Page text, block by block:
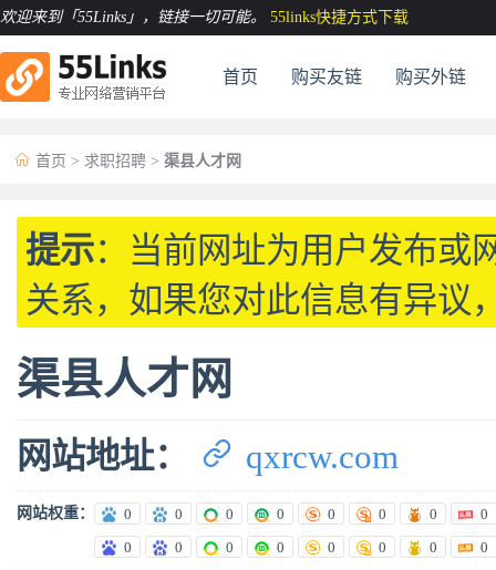
欢迎来到「55Links」 ，链接一切可能。 55links快捷方式下载
首页 购买友链 购买外链
 首页 > 求职招聘 > 渠县人才网
提示：当前网址为用户发布或
关系，如果您对此信息有异议
渠县人才网
网站地址：  qxrcw.com
网站权重： 0 0 0 0 0 0 0
0
0
0 0 0 0 0 0 0